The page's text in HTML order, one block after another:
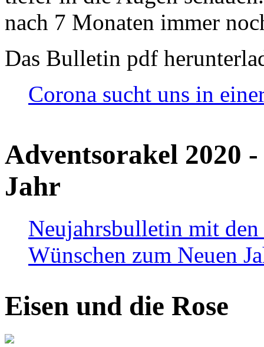
nach 7 Monaten immer
Das Bulletin pdf
Corona sucht uns in
Adventsorakel 2020
Jahr
Neujahrsbulletin mit den
Wünschen zum Neuen
Eisen und die Rose